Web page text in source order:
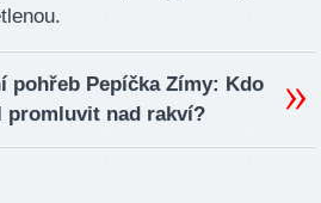
pohřeb Pepíčka Zímy: Kdo
promluvit nad rakví?